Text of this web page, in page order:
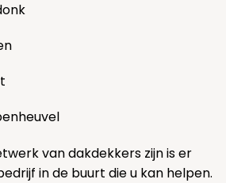
van dakdekkers zijn is er
in de buurt die u kan helpen.